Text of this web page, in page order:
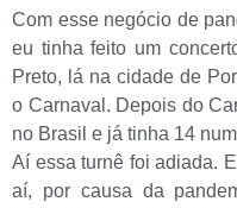
Com esse negócio de
eu tinha feito um
Preto, lá na cidade de
o Carnaval. Depois do
no Brasil e já tinha 14
Aí essa turnê foi adiada.
aí, por causa da